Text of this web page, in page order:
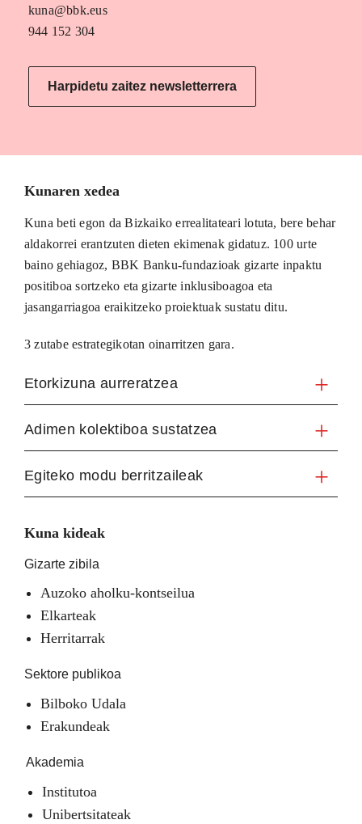
kuna@bbk.eus
944 152 304
Harpidetu zaitez newsletterrera
Kunaren xedea
Kuna beti egon da Bizkaiko errealitateari lotuta, bere behar
aldakorrei erantzuten dieten ekimenak gidatuz. 100 urte
baino gehiagoz, BBK Banku-fundazioak gizarte inpaktu
positiboa sortzeko eta gizarte inklusiboagoa eta
jasangarriagoa eraikitzeko proiektuak sustatu ditu.
3 zutabe estrategikotan oinarritzen gara.
Etorkizuna aurreratzea
Adimen kolektiboa sustatzea
Egiteko modu berritzaileak
Kuna kideak
Gizarte zibila
Auzoko aholku-kontseilua
Elkarteak
Herritarrak
Sektore publikoa
Bilboko Udala
Erakundeak
Akademia
Institutoa
Unibertsitateak